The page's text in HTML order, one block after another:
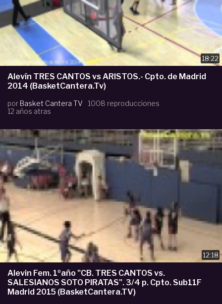
18:22
Alevín TRES CANTOS vs ARISTOS.- Cpto. de Madrid
2014 (BasketCantera.Tv)
por Basket Cantera TV
1008 reproducciones
12 años atras
12:18
Alevin Fem. 1ºaño "CB. TRES CANTOS vs.
SALESIANOS SOTO PIRATAS". 3/4 p. Cpto. Sub11F
Madrid 2015 (BasketCantera.TV)